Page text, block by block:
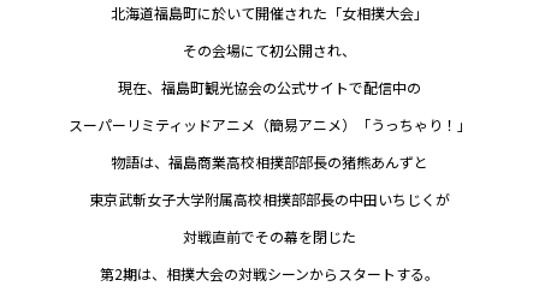
北海道福島町に於いて開催された「女相撲大会」
その会場にて初公開され、
現在、福島町観光協会の公式サイトで配信中の
スーパーリミティッドアニメ（簡易アニメ）「うっちゃり！」
物語は、福島商業高校相撲部部長の猪熊あんずと
東京武斬女子大学附属高校相撲部部長の中田いちじくが
対戦直前でその幕を閉じた
第2期は、相撲大会の対戦シーンからスタートする。